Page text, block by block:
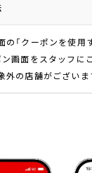
の「クーポンを使用
ン画面をスタッフに
の店舗がございま